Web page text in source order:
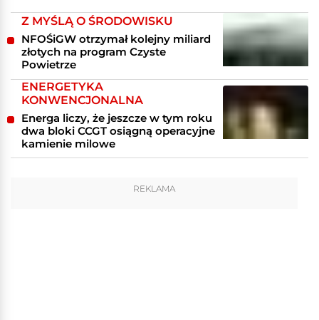
Z MYŚLĄ O ŚRODOWISKU
NFOŚiGW otrzymał kolejny miliard
złotych na program Czyste
Powietrze
ENERGETYKA
KONWENCJONALNA
Energa liczy, że jeszcze w tym roku
dwa bloki CCGT osiągną operacyjne
kamienie milowe
REKLAMA